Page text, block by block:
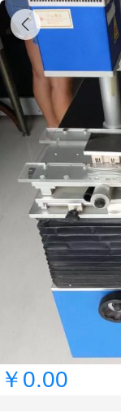
电子设备回收
￥0.00